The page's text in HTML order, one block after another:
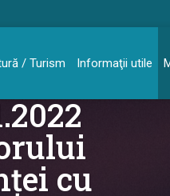
/ Turism Informaţii utile
cu